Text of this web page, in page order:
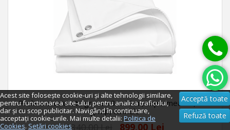
Prelata cauciucata groasa 3 x 12 m, impermeabila, 450
g/mp, cu inele
1340,00 Lei 899,00 Lei
Acest site folosește cookie-uri și alte tehnologii similare,
pentru functionarea site-ului, pentru analiza traficului,
dar și cu scop publicitar. Navigând în continuare,
acceptați cookie-urile. Mai multe detalii: Politica de
Cookies. Setări cookies
Acceptă toate
Refuză toate